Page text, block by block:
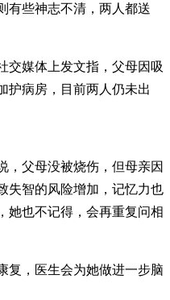
有些神志不清，两人都送
交媒体上发文指，父母因吸
护病房，目前两人仍未出
，父母没被烧伤，但母亲因
失智的风险增加，记忆力也
她也不记得，会再重复问相
复，医生会为她做进一步脑